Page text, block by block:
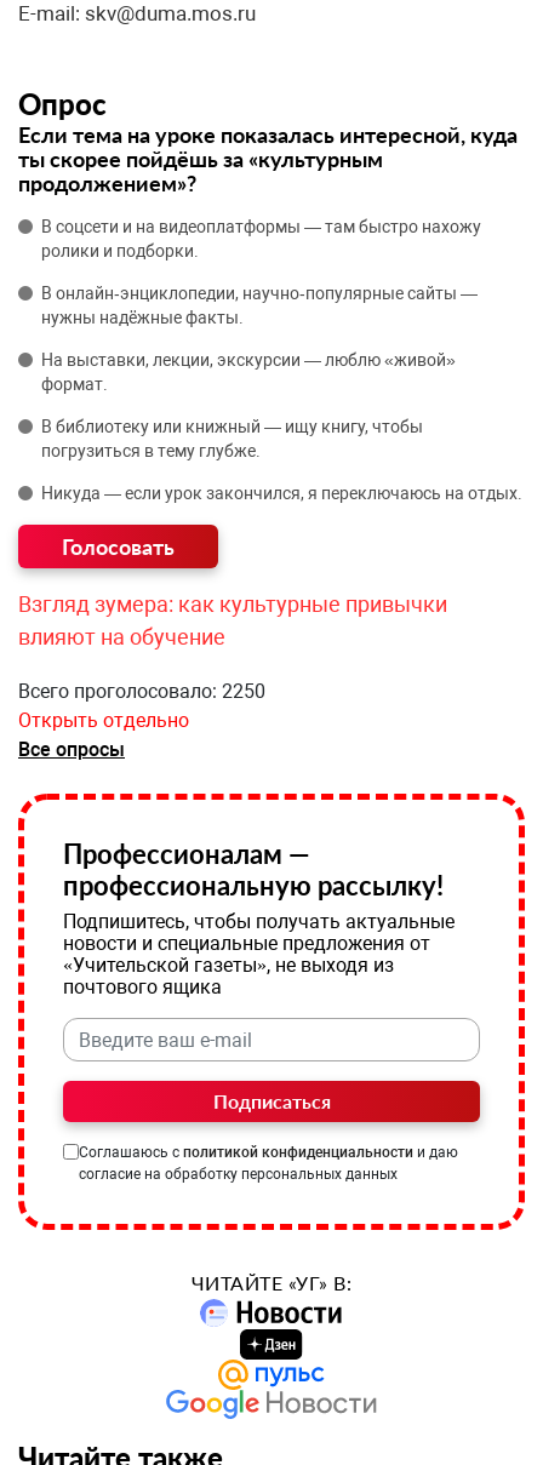
E-mail: skv@duma.mos.ru
Опрос
Если тема на уроке показалась интересной, куда
ты скорее пойдёшь за «культурным
продолжением»?
В соцсети и на видеоплатформы — там быстро нахожу
ролики и подборки.
В онлайн‑энциклопедии, научно‑популярные сайты —
нужны надёжные факты.
На выставки, лекции, экскурсии — люблю «живой»
формат.
В библиотеку или книжный — ищу книгу, чтобы
погрузиться в тему глубже.
Никуда — если урок закончился, я переключаюсь на отдых.
Взгляд зумера: как культурные привычки
влияют на обучение
Всего проголосовало: 2250
Открыть отдельно
Все опросы
Профессионалам —
профессиональную рассылку!
Подпишитесь, чтобы получать актуальные
новости и специальные предложения от
«Учительской газеты», не выходя из
почтового ящика
Подписаться
Соглашаюсь с политикой конфиденциальности и даю
согласие на обработку персональных данных
ЧИТАЙТЕ «УГ» В:
Читайте также